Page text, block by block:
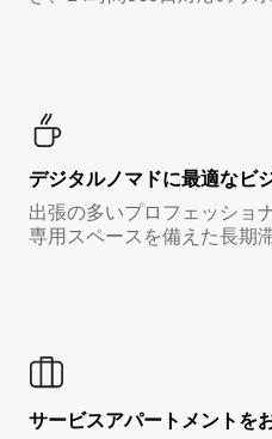
デジタルノマド⁠に最⁠適⁠なビ⁠
出張の多いプロフェッショ
専用スペースを備えた長期
サービスアパートメントを